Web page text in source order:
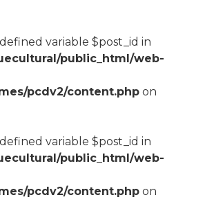
variable $post_id in
public_html/web-
pcdv2/content.phpon
variable $post_id in
public_html/web-
pcdv2/content.phpon